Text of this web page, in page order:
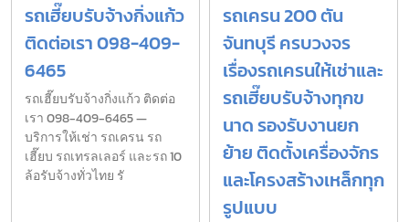
รถเฮี๊ยบรับจ้างกิ่งแก้ว
ติดต่อเรา 098-409-
6465
รถเฮี๊ยบรับจ้างกิ่งแก้ว ติดต่อ
เรา 098-409-6465 —
บริการให้เช่า รถเครน รถ
เฮี๊ยบ รถเทรลเลอร์ และรถ 10
ล้อรับจ้างทั่วไทย รั
รถเครน 200 ตัน
จันทบุรี ครบวงจร
เรื่องรถเครนให้เช่าและ
รถเฮี๊ยบรับจ้างทุกข
นาด รองรับงานยก
ย้าย ติดตั้งเครื่องจักร
และโครงสร้างเหล็กทุก
รูปแบบ